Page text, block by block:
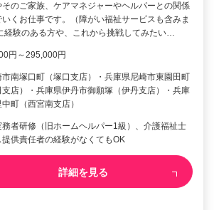
のご家族、ケアマネジャーやヘルパーとの関係
くお仕事です。（障がい福祉サービスも含みま
経験のある方や、これから挑戦してみたい…
円～295,000円
南塚口町（塚口支店）・兵庫県尼崎市東園田町
支店）・兵庫県伊丹市御願塚（伊丹支店）・兵庫
町（西宮南支店）
者研修（旧ホームヘルパー1級）、介護福祉士
供責任者の経験がなくてもOK
詳細を見る